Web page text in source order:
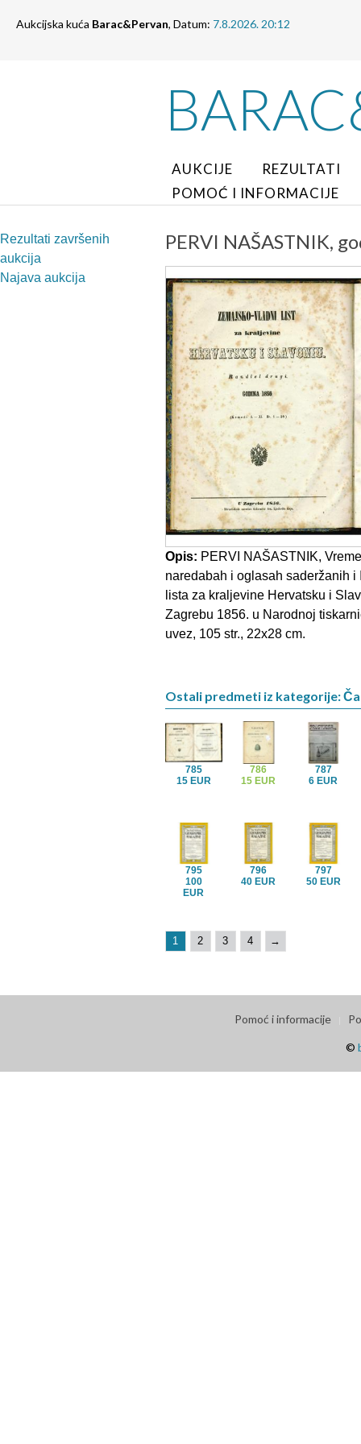
Aukcijska kuća Barac&Pervan, Datum: 7.8.2026. 20:12
AUKCIJE
REZULTATI
POMOĆ I INFORMACIJE
Rezultati završenih
aukcija
Najava aukcija
PERVI NAŠASTNIK,
Opis: PERVI NAŠASTNIK,
naredabah i oglasah saderžanih
lista za kraljevine Hervatsku i
Zagrebu 1856. u Narodnoj
uvez, 105 str., 22x28 cm.
Ostali predmeti iz kategorije:
785
15 EUR
786
15 EUR
787
6 EUR
795
100
EUR
796
40 EUR
797
50 EUR
1 2 3 4 →
Pomoć i informacije
©